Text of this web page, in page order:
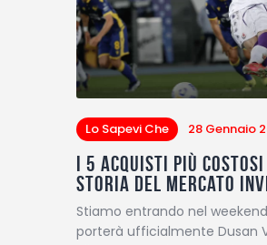
Lo Sapevi Che 28 Gennaio
I 5 acquisti più
storia del mercato
Stiamo entrando nel
porterà ufficialmente Dusan